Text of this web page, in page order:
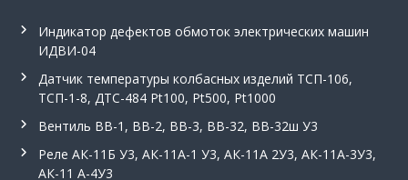
Индикатор дефектов обмоток электрических машин
ИДВИ-04
Датчик температуры колбасных изделий ТСП-106,
ТСП-1-8, ДТС-484 Pt100, Pt500, Pt1000
Вентиль ВВ-1, ВВ-2, ВВ-3, ВВ-32, ВВ-32ш У3
Реле АК-11Б У3, АК-11А-1 У3, АК-11А 2У3, АК-11А-3У3,
АК-11 А-4У3